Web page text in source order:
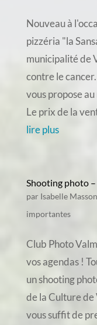
Nouveau à
pizzéria "la
municipalité de
contre le
vous propose
Le prix de la
lire plus
Shooting photo
par Isabelle Masson
importantes
Club Photo
vos agendas !
un shooting
de la Culture de
vous suffit de